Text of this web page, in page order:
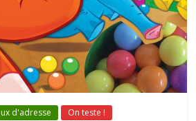
d'adresse On teste !